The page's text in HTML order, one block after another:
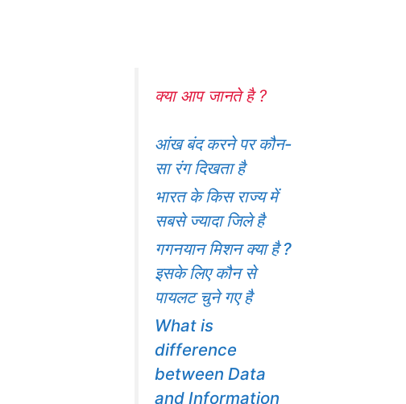
क्या आप जानते है ?
आंख बंद करने पर कौन-
सा रंग दिखता है
भारत के किस राज्य में
सबसे ज्यादा जिले है
गगनयान मिशन क्या है ?
इसके लिए कौन से
पायलट चुने गए है
What is
difference
between Data
and Information